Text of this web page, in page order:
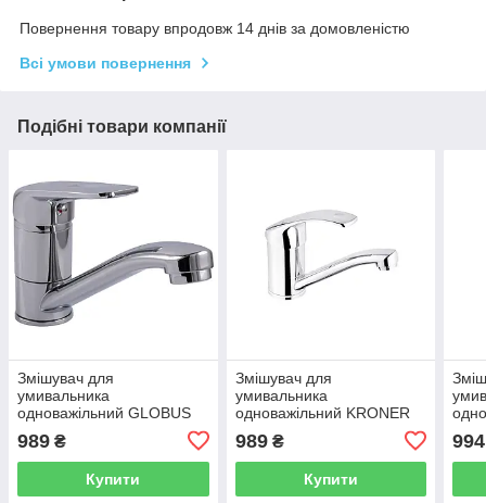
Повернення товару впродовж 14 днів за домовленістю
Всі умови повернення
Подібні товари компанії
Змішувач для
умивальника
одноважільний GLOBUS
000017647
989 ₴
Купити
Змішувач для
умивальника
одноважільний KRONER
Konstante-C011 CV023591
хром латунь 137277
989₴
Купити
994